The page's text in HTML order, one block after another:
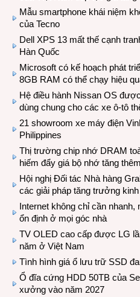
Mẫu smartphone khái niệm
của Tecno
Dell XPS 13 mất thế cạnh
Hàn Quốc
Microsoft có kế hoạch phát
8GB RAM có thể chạy hiệu
Hệ điều hành Nissan OS
dùng chung cho các xe ô-tô
21 showroom xe máy điện
Philippines
Thị trường chip nhớ DRAM
hiếm đẩy giá bộ nhớ tăng thêm
Hội nghị Đối tác Nhà hàng
các giải pháp tăng trưởng
Internet không chỉ cần
ổn định ở mọi góc nhà
TV OLED cao cấp được LG
năm ở Việt Nam
Tình hình giá ổ lưu trữ SSD
Ổ đĩa cứng HDD 50TB của
xưởng vào năm 2027